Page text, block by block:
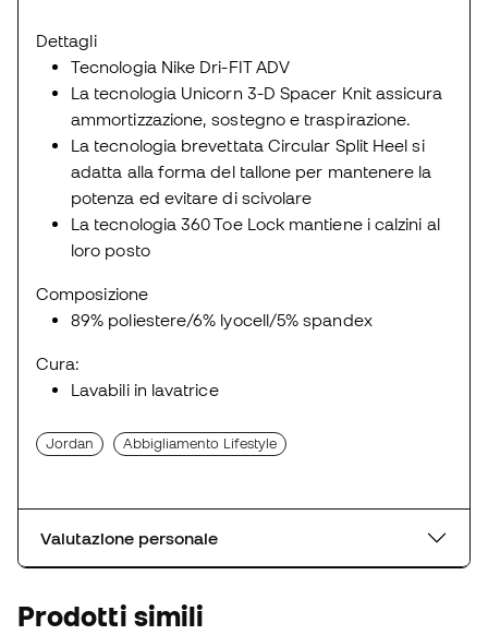
Dettagli
Tecnologia Nike Dri-FIT ADV
La tecnologia Unicorn 3-D Spacer Knit assicura
ammortizzazione, sostegno e traspirazione.
La tecnologia brevettata Circular Split Heel si
adatta alla forma del tallone per mantenere la
potenza ed evitare di scivolare
La tecnologia 360 Toe Lock mantiene i calzini al
loro posto
Composizione
89% poliestere/6% lyocell/5% spandex
Cura:
Lavabili in lavatrice
Jordan Abbigliamento Lifestyle
Valutazione personale
Prodotti simili